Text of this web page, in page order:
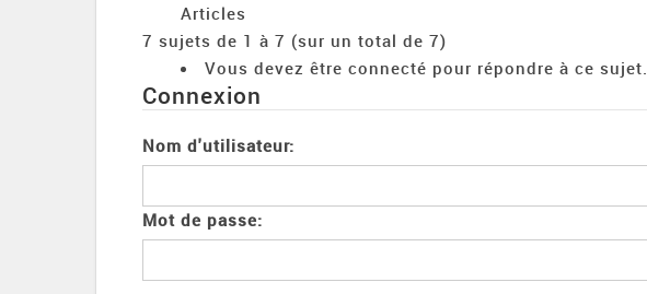
Articles
7 sujets de 1 à 7 (sur un total de 7)
Vous devez être connecté pour répondre à ce sujet.
Connexion
Nom d'utilisateur:
Mot de passe: